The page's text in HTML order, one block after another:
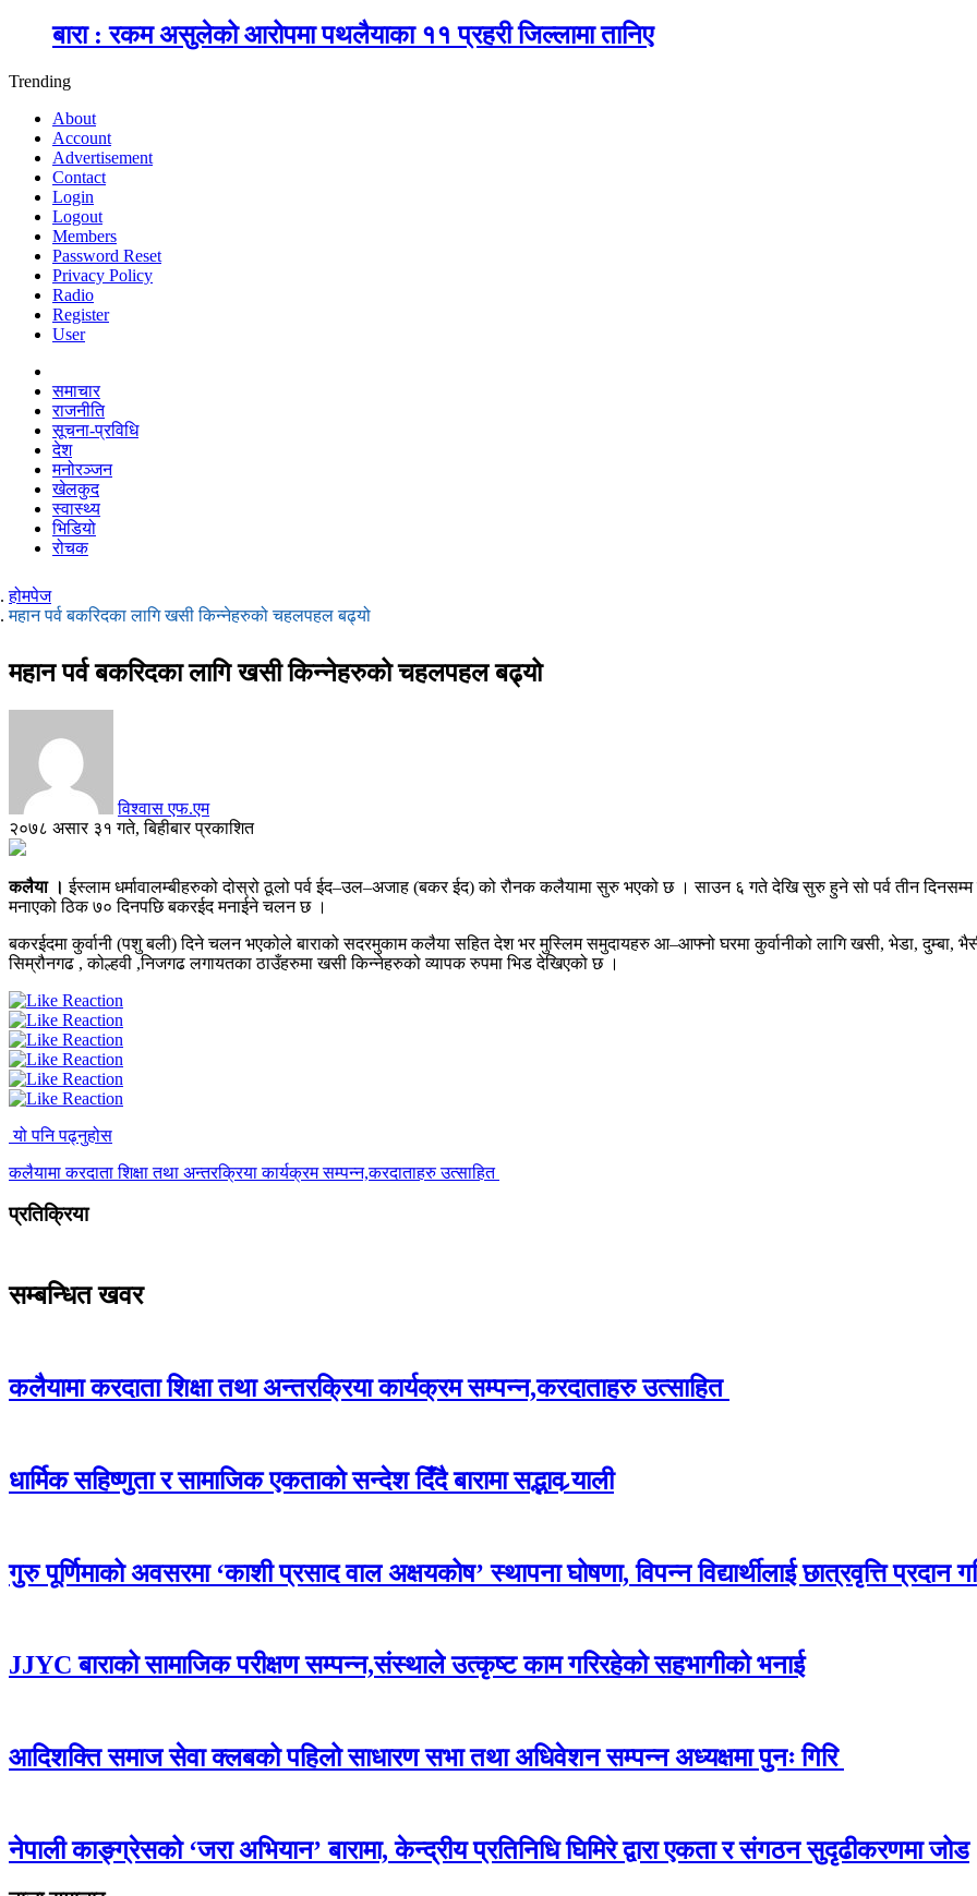
बारा : रकम असुलेको आरोपमा पथलैयाका ११ प्रहरी जिल्लामा तानिए
Trending
About
Account
Advertisement
Contact
Login
Logout
Members
Password Reset
Privacy Policy
Radio
Register
User
समाचार
राजनीति
सूचना-प्रविधि
देश
मनोरञ्जन
खेलकुद
स्वास्थ्य
भिडियो
रोचक
होमपेज
महान पर्व बकरिदका लागि खसी किन्नेहरुको चहलपहल बढ्यो
महान पर्व बकरिदका लागि खसी किन्नेहरुको चहलपहल बढ्यो
विश्वास एफ.एम
२०७८ असार ३१ गते, बिहीबार प्रकाशित
कलैया । ईस्लाम धर्मावालम्बीहरुको दोस्रो ठूलो पर्व ईद–उल–अजाह (बकर ईद) को रौनक कलैयामा सुरु भएको छ । साउन ६ गते देखि सुरु हुने सो पर्व तीन दिनसम्म
मनाएको ठिक ७० दिनपछि बकरईद मनाईने चलन छ ।
बकरईदमा कुर्वानी (पशु बली) दिने चलन भएकोले बाराको सदरमुकाम कलैया सहित देश भर मुस्लिम समुदायहरु आ–आफ्नो घरमा कुर्वानीको लागि खसी, भेडा, दुम्बा,
सिम्रौनगढ , कोल्हवी ,निजगढ लगायतका ठाउँहरुमा खसी किन्नेहरुको व्यापक रुपमा भिड देखिएको छ ।
यो पनि पढ्नुहोस
कलैयामा करदाता शिक्षा तथा अन्तरक्रिया कार्यक्रम सम्पन्न,करदाताहरु उत्साहित
प्रतिक्रिया
सम्बन्धित खवर
कलैयामा करदाता शिक्षा तथा अन्तरक्रिया कार्यक्रम सम्पन्न,करदाताहरु उत्साहित
धार्मिक सहिष्णुता र सामाजिक एकताको सन्देश दिँदै बारामा सद्भाव र्‍याली
गुरु पूर्णिमाको अवसरमा ‘काशी प्रसाद वाल अक्षयकोष’ स्थापना घोषणा, विपन्न विद्यार्थीलाई छात्रवृत्ति प्रदान
JJYC बाराको सामाजिक परीक्षण सम्पन्न,संस्थाले उत्कृष्ट काम गरिरहेको सहभागीको भनाई
आदिशक्ति समाज सेवा क्लबको पहिलो साधारण सभा तथा अधिवेशन सम्पन्न अध्यक्षमा पुनः गिरि
नेपाली काङ्ग्रेसको ‘जरा अभियान’ बारामा, केन्द्रीय प्रतिनिधि घिमिरे द्वारा एकता र संगठन सुदृढीकरणमा जोड